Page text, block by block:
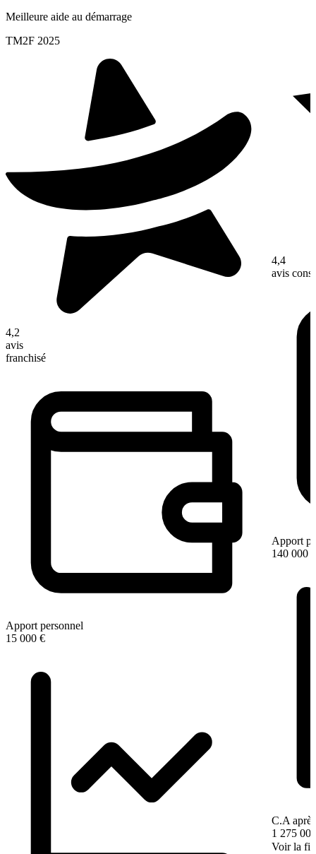
Meilleure aide au démarrage
TM2F 2025
4,2
avis
franchisé
Apport personnel
15 000 €
4,4
avis
Apport
140 000 €
C.A
1 275
Voir la